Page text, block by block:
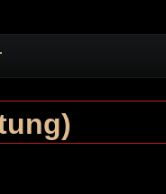
überspringen